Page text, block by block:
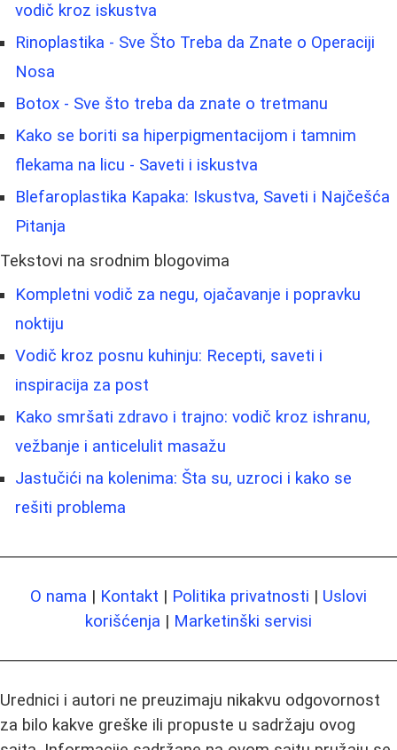
vodič kroz iskustva
Rinoplastika - Sve Što Treba da Znate o Operaciji
Nosa
Botox - Sve što treba da znate o tretmanu
Kako se boriti sa hiperpigmentacijom i tamnim
flekama na licu - Saveti i iskustva
Blefaroplastika Kapaka: Iskustva, Saveti i Najčešća
Pitanja
Tekstovi na srodnim blogovima
Kompletni vodič za negu, ojačavanje i popravku
noktiju
Vodič kroz posnu kuhinju: Recepti, saveti i
inspiracija za post
Kako smršati zdravo i trajno: vodič kroz ishranu,
vežbanje i anticelulit masažu
Jastučići na kolenima: Šta su, uzroci i kako se
rešiti problema
O nama | Kontakt | Politika privatnosti | Uslovi
korišćenja | Marketinški servisi
Urednici i autori ne preuzimaju nikakvu odgovornost
za bilo kakve greške ili propuste u sadržaju ovog